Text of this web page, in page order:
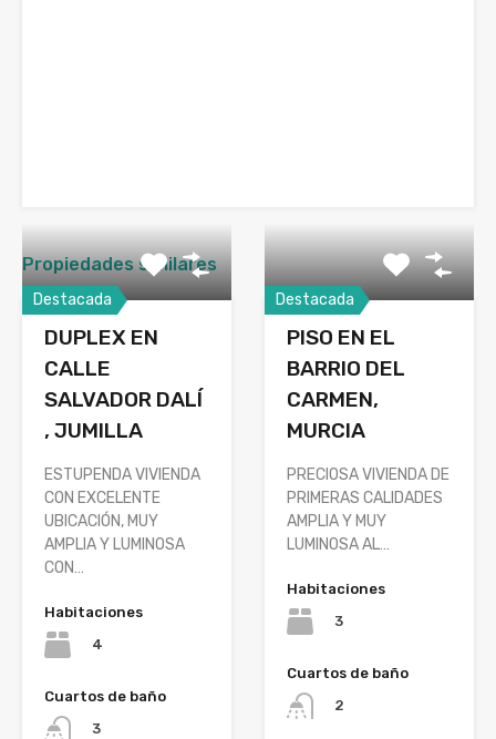
Propiedades similares
Destacada
DUPLEX EN
CALLE
SALVADOR DALÍ
, JUMILLA
ESTUPENDA VIVIENDA
CON EXCELENTE
UBICACIÓN, MUY
AMPLIA Y LUMINOSA
CON…
Habitaciones
4
Cuartos de baño
3
Destacada
PISO EN EL
BARRIO DEL
CARMEN,
MURCIA
PRECIOSA VIVIENDA DE
PRIMERAS CALIDADES
AMPLIA Y MUY
LUMINOSA AL…
Habitaciones
3
Cuartos de baño
2